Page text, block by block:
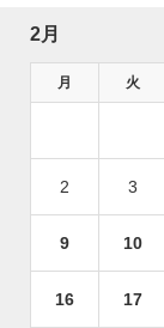
2月
月 火
2 3
9 10
16 17